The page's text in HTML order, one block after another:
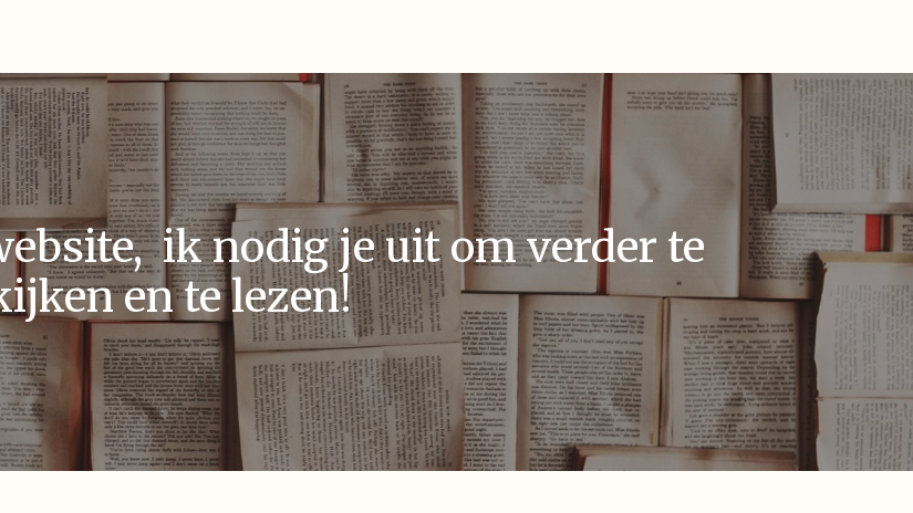
ik nodig je uit om verder te
en te lezen!